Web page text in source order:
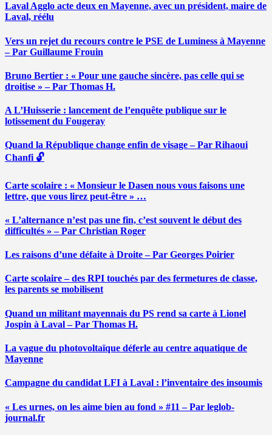
Laval Agglo acte deux en Mayenne, avec un président, maire de
Laval, réélu
Vers un rejet du recours contre le PSE de Luminess à Mayenne
– Par Guillaume Frouin
Bruno Bertier : « Pour une gauche sincère, pas celle qui se
droitise » – Par Thomas H.
A L’Huisserie : lancement de l’enquête publique sur le
lotissement du Fougeray
Quand la République change enfin de visage – Par Rihaoui
Chanfi 🔓
Carte scolaire : « Monsieur le Dasen nous vous faisons une
lettre, que vous lirez peut-être » …
« L’alternance n’est pas une fin, c’est souvent le début des
difficultés » – Par Christian Roger
Les raisons d’une défaite à Droite – Par Georges Poirier
Carte scolaire – des RPI touchés par des fermetures de classe,
les parents se mobilisent
Quand un militant mayennais du PS rend sa carte à Lionel
Jospin à Laval – Par Thomas H.
La vague du photovoltaïque déferle au centre aquatique de
Mayenne
Campagne du candidat LFI à Laval : l’inventaire des insoumis
« Les urnes, on les aime bien au fond » #11 – Par leglob-
journal.fr